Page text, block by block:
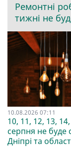
Ремонтні
тижні не
10.08.2026 07:11
10, 11, 12, 13,
серпня не буде
Дніпрі та